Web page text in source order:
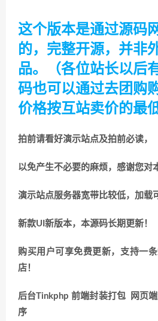
这个版本是通过源码
的，完整开源，并非
品。（各位站长以后
码也可以通过去团购
价格按互站卖价的最
拍前请看好演示站点及拍前必读，
以免产生不必要的麻烦，感谢您对
演示站点服务器宽带比较低，加载
新款UI新版本，本源码长期更新！
购买用户可享免费更新，支持一
店！
后台Tinkphp 前端封装打包 网页
序